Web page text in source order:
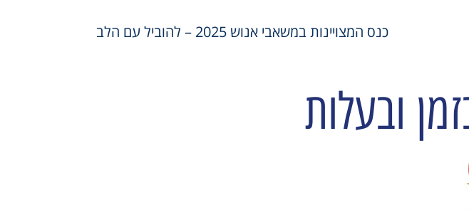
כנס המצויינות במשאבי אנוש 2025 – להוביל עם הלב
ובעלות